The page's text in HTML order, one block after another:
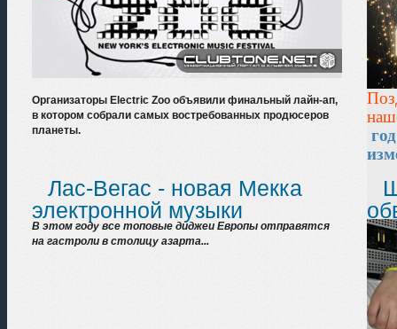
Организаторы Electric Zoo объявили финальный лайн-ап,
в котором собрали самых востребованных продюсеров
планеты.
Лас-Вегас - новая Мекка
электронной музыки
В этом году все топовые диджеи Европы отправятся
на гастроли в столицу азарта...